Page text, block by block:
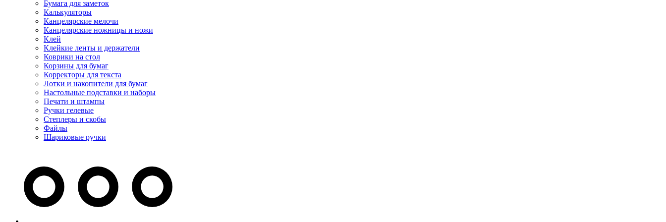
Бумага для заметок
Калькуляторы
Канцелярские мелочи
Канцелярские ножницы и ножи
Клей
Клейкие ленты и держатели
Коврики на стол
Корзины для бумаг
Корректоры для текста
Лотки и накопители для бумаг
Настольные подставки и наборы
Печати и штампы
Ручки гелевые
Степлеры и скобы
Файлы
Шариковые ручки